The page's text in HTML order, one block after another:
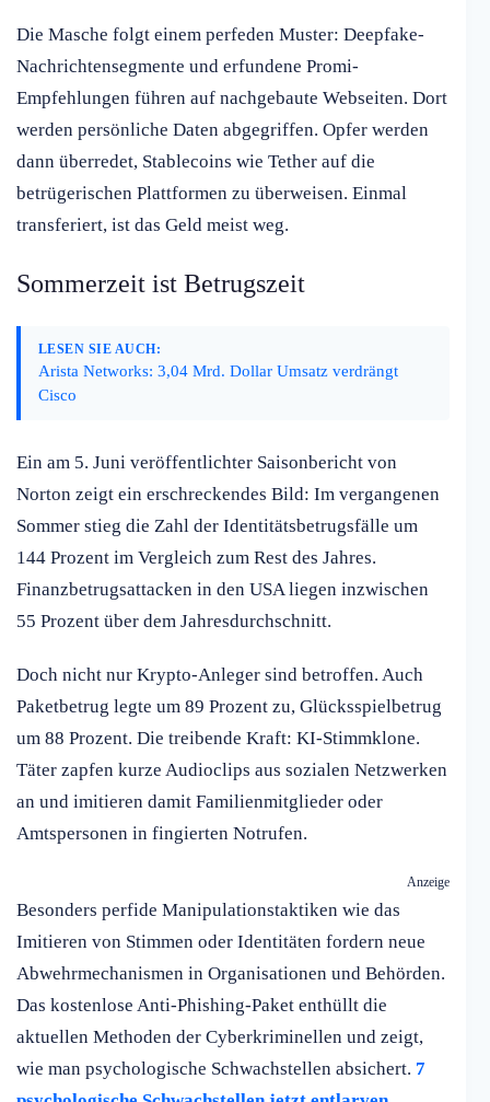
Die Masche folgt einem perfeden Muster: Deepfake-
Nachrichtensegmente und erfundene Promi-
Empfehlungen führen auf nachgebaute Webseiten. Dort
werden persönliche Daten abgegriffen. Opfer werden
dann überredet, Stablecoins wie Tether auf die
betrügerischen Plattformen zu überweisen. Einmal
transferiert, ist das Geld meist weg.
Sommerzeit ist Betrugszeit
LESEN SIE AUCH:
Arista Networks: 3,04 Mrd. Dollar Umsatz verdrängt
Cisco
Ein am 5. Juni veröffentlichter Saisonbericht von
Norton zeigt ein erschreckendes Bild: Im vergangenen
Sommer stieg die Zahl der Identitätsbetrugsfälle um
144 Prozent im Vergleich zum Rest des Jahres.
Finanzbetrugsattacken in den USA liegen inzwischen
55 Prozent über dem Jahresdurchschnitt.
Doch nicht nur Krypto-Anleger sind betroffen. Auch
Paketbetrug legte um 89 Prozent zu, Glücksspielbetrug
um 88 Prozent. Die treibende Kraft: KI-Stimmklone.
Täter zapfen kurze Audioclips aus sozialen Netzwerken
an und imitieren damit Familienmitglieder oder
Amtspersonen in fingierten Notrufen.
Anzeige
Besonders perfide Manipulationstaktiken wie das
Imitieren von Stimmen oder Identitäten fordern neue
Abwehrmechanismen in Organisationen und Behörden.
Das kostenlose Anti-Phishing-Paket enthüllt die
aktuellen Methoden der Cyberkriminellen und zeigt,
wie man psychologische Schwachstellen absichert. 7